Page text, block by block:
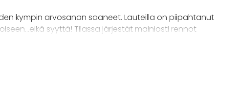
kympin arvosanan saaneet. Lauteilla on piipahtanut
syyttä! Tilassa järjestät mainiosti rennot
mahtuu mukavasti 7 aikuista.